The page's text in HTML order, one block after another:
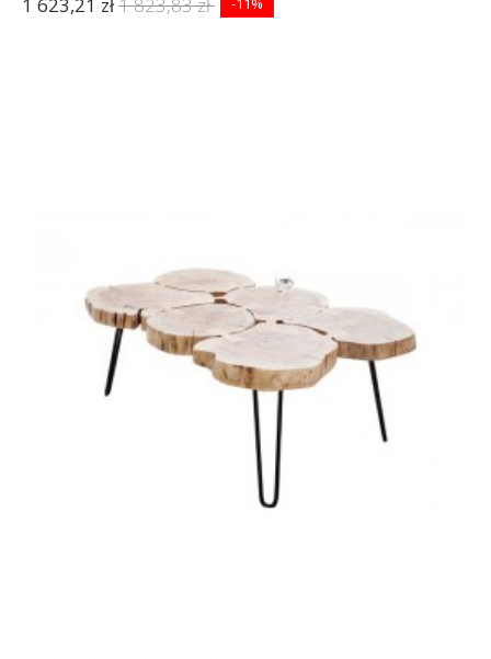
1 623,21 zł1 823,83 zł